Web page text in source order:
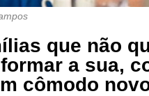
que não
a sua,
cômodo